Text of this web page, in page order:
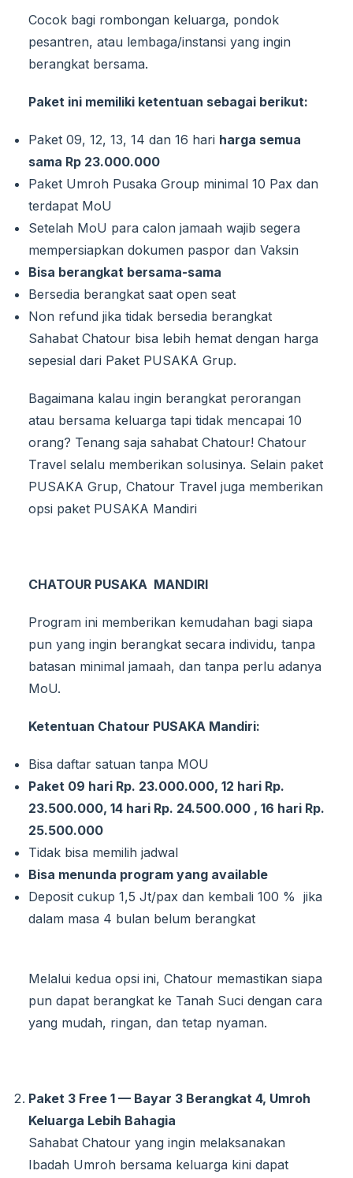
Cocok bagi rombongan keluarga, pondok
pesantren, atau lembaga/instansi yang ingin
berangkat bersama.
Paket ini memiliki ketentuan sebagai berikut:
Paket 09, 12, 13, 14 dan 16 hari harga semua
sama Rp 23.000.000
Paket Umroh Pusaka Group minimal 10 Pax dan
terdapat MoU
Setelah MoU para calon jamaah wajib segera
mempersiapkan dokumen paspor dan Vaksin
Bisa berangkat bersama-sama
Bersedia berangkat saat open seat
Non refund jika tidak bersedia berangkat
Sahabat Chatour bisa lebih hemat dengan harga
sepesial dari Paket PUSAKA Grup.
Bagaimana kalau ingin berangkat perorangan
atau bersama keluarga tapi tidak mencapai 10
orang? Tenang saja sahabat Chatour! Chatour
Travel selalu memberikan solusinya. Selain paket
PUSAKA Grup, Chatour Travel juga memberikan
opsi paket PUSAKA Mandiri
CHATOUR PUSAKA MANDIRI
Program ini memberikan kemudahan bagi siapa
pun yang ingin berangkat secara individu, tanpa
batasan minimal jamaah, dan tanpa perlu adanya
MoU.
Ketentuan Chatour PUSAKA Mandiri:
Bisa daftar satuan tanpa MOU
Paket 09 hari Rp. 23.000.000, 12 hari Rp.
23.500.000, 14 hari Rp. 24.500.000 , 16 hari Rp.
25.500.000
Tidak bisa memilih jadwal
Bisa menunda program yang available
Deposit cukup 1,5 Jt/pax dan kembali 100 % jika
dalam masa 4 bulan belum berangkat
Melalui kedua opsi ini, Chatour memastikan siapa
pun dapat berangkat ke Tanah Suci dengan cara
yang mudah, ringan, dan tetap nyaman.
Paket 3 Free 1 — Bayar 3 Berangkat 4, Umroh
Keluarga Lebih Bahagia
Sahabat Chatour yang ingin melaksanakan
Ibadah Umroh bersama keluarga kini dapat